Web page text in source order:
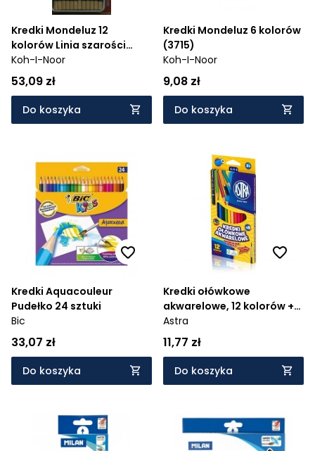
Kredki Mondeluz 12
kolorów Linia szarości
(3722/GR)
Koh-I-Noor
53,09 zł
Do koszyka
Kredki Mondeluz 6 kolorów
(3715)
Koh-I-Noor
9,08 zł
Do koszyka
Kredki Aquacouleur
Pudełko 24 sztuki
Bic
33,07 zł
Do koszyka
Kredki ołówkowe
akwarelowe, 12 kolorów +
pędzelek (312110004)
Astra
11,77 zł
Do koszyka